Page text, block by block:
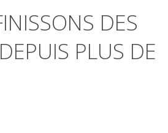
DES
PLUS DE